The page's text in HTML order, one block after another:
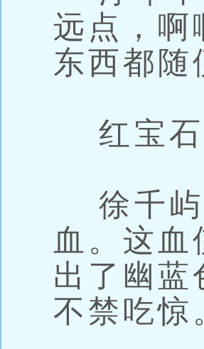
远点，啊
东西都随
红宝
徐千屿
血。这
出了幽蓝
不禁吃惊